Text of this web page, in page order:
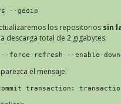
--geoip
los repositorios sin
descarga total de 2 gigabytes:
--force-refresh --enable-
el mensaje:
transaction: